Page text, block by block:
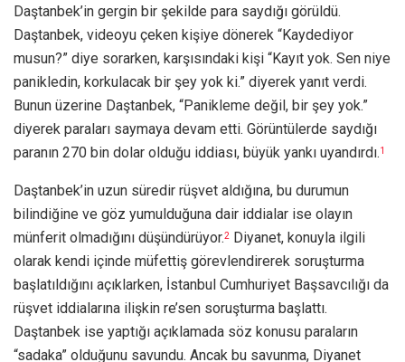
Daştanbek’in gergin bir şekilde para saydığı görüldü.
Daştanbek, videoyu çeken kişiye dönerek “Kaydediyor
musun?” diye sorarken, karşısındaki kişi “Kayıt yok. Sen niye
panikledin, korkulacak bir şey yok ki.” diyerek yanıt verdi.
Bunun üzerine Daştanbek, “Panikleme değil, bir şey yok.”
diyerek paraları saymaya devam etti. Görüntülerde saydığı
paranın 270 bin dolar olduğu iddiası, büyük yankı uyandırdı.1
Daştanbek’in uzun süredir rüşvet aldığına, bu durumun
bilindiğine ve göz yumulduğuna dair iddialar ise olayın
münferit olmadığını düşündürüyor.2
Diyanet, konuyla ilgili
olarak kendi içinde müfettiş görevlendirerek soruşturma
başlatıldığını açıklarken, İstanbul Cumhuriyet Başsavcılığı da
rüşvet iddialarına ilişkin re’sen soruşturma başlattı.
Daştanbek ise yaptığı açıklamada söz konusu paraların
“sadaka” olduğunu savundu. Ancak bu savunma, Diyanet